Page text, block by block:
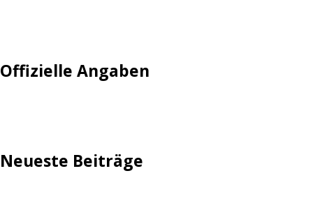
Offizielle Angaben
Neueste Beiträge